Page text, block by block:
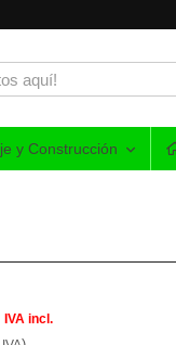
y Construcción
IVA incl.